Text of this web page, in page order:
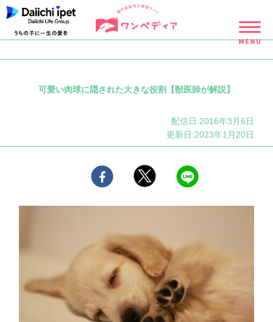
可愛い肉球に隠された大きな役割【獣医師が解説】
配信日:2016年3月6日
更新日:2023年1月20日